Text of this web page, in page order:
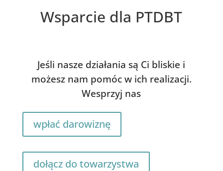
Wsparcie dla PTDBT
Jeśli nasze działania są Ci bliskie i
możesz nam pomóc w ich realizacji.
Wesprzyj nas
wpłać darowiznę
dołącz do towarzystwa